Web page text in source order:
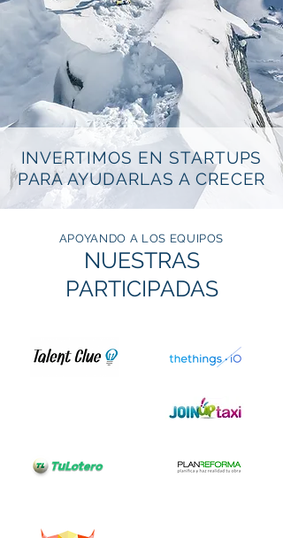
INVERTIMOS EN STARTUPS
PARA AYUDARLAS A CRECER
APOYANDO A LOS EQUIPOS
NUESTRAS
PARTICIPADAS